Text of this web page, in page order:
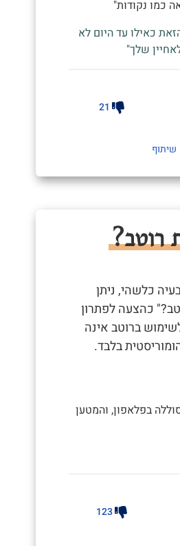
כמו נקודות"
כאילו עד היום לא
שלך"
21
שיתוף
רוטב?
כלשהי, ניתן
כהצעה לפתרון
ברוטב אינה
בלבד.
בפלאפון, והמטען
123